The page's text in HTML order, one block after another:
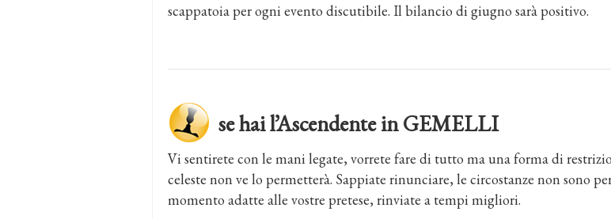
scappatoia per ogni evento discutibile. Il bilancio di giugno sarà positivo.
se hai l’Ascendente in GEMELLI
Vi sentirete con le mani legate, vorrete fare di tutto ma una forma di
celeste non ve lo permetterà. Sappiate rinunciare, le circostanze non sono
momento adatte alle vostre pretese, rinviate a tempi migliori.